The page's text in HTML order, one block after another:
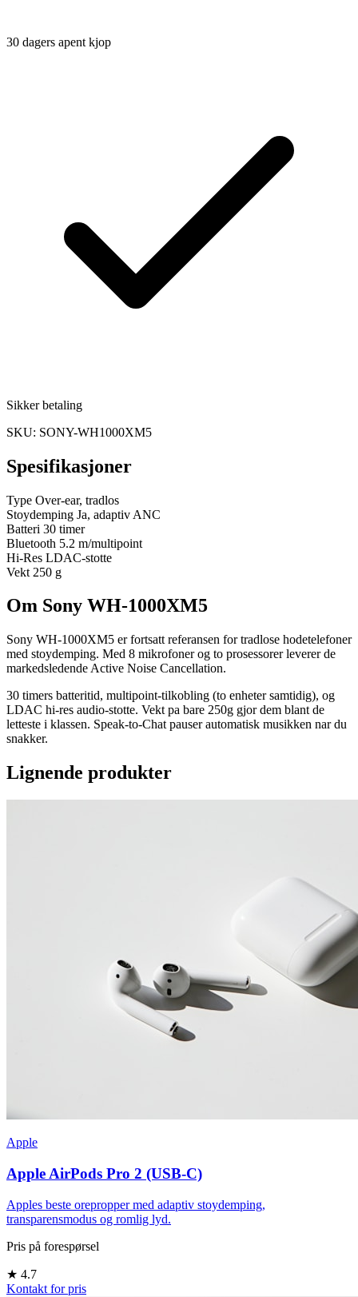
30 dagers apent kjop
Sikker betaling
SKU: SONY-WH1000XM5
Spesifikasjoner
Type Over-ear, tradlos
Stoydemping Ja, adaptiv ANC
Batteri 30 timer
Bluetooth 5.2 m/multipoint
Hi-Res LDAC-stotte
Vekt 250 g
Om Sony WH-1000XM5
Sony WH-1000XM5 er fortsatt referansen for tradlose hodetelefoner
med stoydemping. Med 8 mikrofoner og to prosessorer leverer de
markedsledende Active Noise Cancellation.
30 timers batteritid, multipoint-tilkobling (to enheter samtidig), og
LDAC hi-res audio-stotte. Vekt pa bare 250g gjor dem blant de
letteste i klassen. Speak-to-Chat pauser automatisk musikken nar du
snakker.
Lignende produkter
Apple
Apple AirPods Pro 2 (USB-C)
Apples beste orepropper med adaptiv stoydemping,
transparensmodus og romlig lyd.
Pris på forespørsel
★ 4.7
Kontakt for pris